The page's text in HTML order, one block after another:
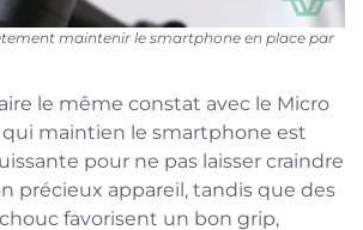
maintenir le smartphone en place par
le même constat avec le Micro
maintien le smartphone est
pour ne pas laisser craindre
précieux appareil, tandis que des
favorisent un bon grip,